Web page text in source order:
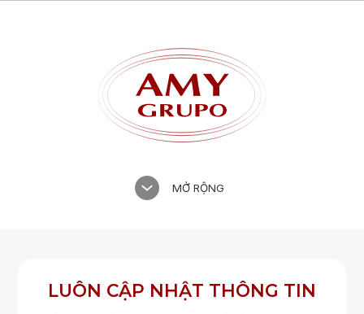
MỞ RỘNG
LUÔN CẬP NHẬT THÔNG TIN